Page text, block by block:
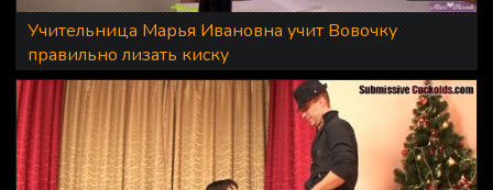
Учительница Марья Ивановна учит Вовочку
правильно лизать киску